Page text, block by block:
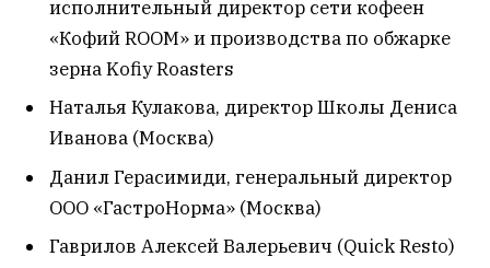
исполнительный директор сети кофеен
«Кофий ROOM» и производства по обжарке
зерна Kofiy Roasters
Наталья Кулакова, директор Школы Дениса
Иванова (Москва)
Данил Герасимиди, генеральный директор
ООО «ГастроНорма» (Москва)
Гаврилов Алексей Валерьевич (Quick Resto)